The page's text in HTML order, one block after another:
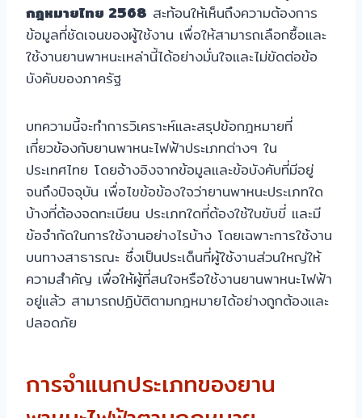
กฎหมายไทย 2568 สะท้อนให้เห็นถึงความต้องการ
ข้อมูลที่ชัดเจนของผู้ใช้งาน เพื่อให้สามารถเลือกซื้อและ
ใช้งานยานพาหนะเหล่านี้ได้อย่างมั่นใจและไม่ขัดต่อข้อ
บังคับของภาครัฐ
บทความนี้จะทำการวิเคราะห์และสรุปข้อกฎหมายที่
เกี่ยวข้องกับยานพาหนะไฟฟ้าประเภทต่างๆ ใน
ประเทศไทย โดยอ้างอิงจากข้อมูลและข้อบังคับที่มีอยู่
จนถึงปัจจุบัน เพื่อไขข้อข้องใจว่ายานพาหนะประเภทใด
บ้างที่ต้องจดทะเบียน ประเภทใดที่ต้องใช้ใบขับขี่ และมี
ข้อจำกัดในการใช้งานอย่างไรบ้าง โดยเฉพาะการใช้งาน
บนทางสาธารณะ ซึ่งเป็นประเด็นที่ผู้ใช้งานส่วนใหญ่ให้
ความสำคัญ เพื่อให้ผู้ที่สนใจหรือใช้งานยานพาหนะไฟฟ้า
อยู่แล้ว สามารถปฏิบัติตามกฎหมายได้อย่างถูกต้องและ
ปลอดภัย
การจำแนกประเภทของยาน